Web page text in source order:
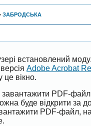
ЗАБРОДСЬКА
встановлений
Adobe Acrobat
це вікно.
завантажити PDF-
буде відкрити за
PDF-файл,